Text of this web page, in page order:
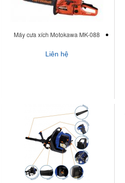
Máy cưa xích Motokawa MK-088
Liên hệ